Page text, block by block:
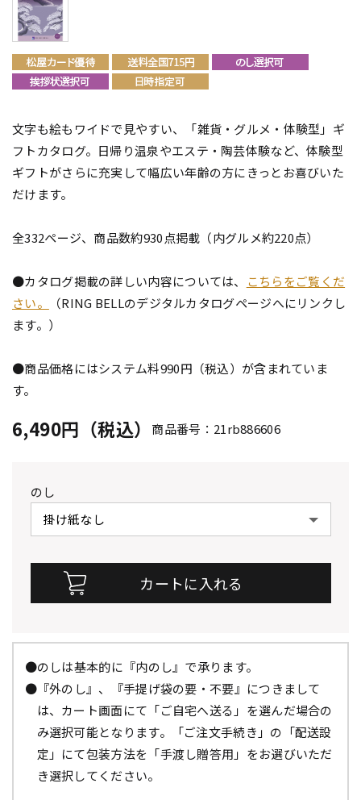
文字も絵もワイドで見やすい、「雑貨・グルメ・体験型」ギ
フトカタログ。日帰り温泉やエステ・陶芸体験など、体験型
ギフトがさらに充実して幅広い年齢の方にきっとお喜びいた
だけます。
全332ページ、商品数約930点掲載（内グルメ約220点）
●カタログ掲載の詳しい内容については、
こちらをご覧くだ
さい。
（RING BELLのデジタルカタログページへにリンクし
ます。）
●商品価格にはシステム料990円（税込）が含まれていま
す。
6,490円（税込） 商品番号：21rb886606
のし
●のしは基本的に『内のし』で承ります。
●『外のし』、『手提げ袋の要・不要』につきまして
は、カート画面にて「ご自宅へ送る」を選んだ場合の
み選択可能となります。「ご注文手続き」の「配送設
定」にて包装方法を「手渡し贈答用」をお選びいただ
き選択してください。